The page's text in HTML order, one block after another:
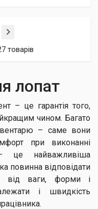
товарів
лопат
– це гарантія того,
чином. Багато
– саме вони
при виконанні
це найважливіша
повинна відповідати
від ваги, форми і
і швидкість